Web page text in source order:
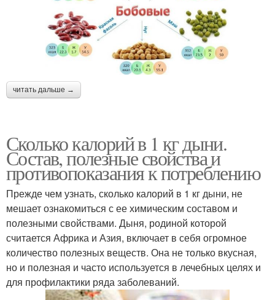
читать дальше →
Сколько калорий в 1 кг дыни.
Состав, полезные свойства и
противопоказания к потреблению
Прежде чем узнать, сколько калорий в 1 кг дыни, не
мешает ознакомиться с ее химическим составом и
полезными свойствами. Дыня, родиной которой
считается Африка и Азия, включает в себя огромное
количество полезных веществ. Она не только вкусная,
но и полезная и часто используется в лечебных целях и
для профилактики ряда заболеваний.